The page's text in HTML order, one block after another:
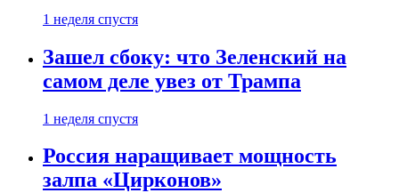
1 неделя спустя
Зашел сбоку: что Зеленский на
самом деле увез от Трампа
1 неделя спустя
Россия наращивает мощность
залпа «Цирконов»